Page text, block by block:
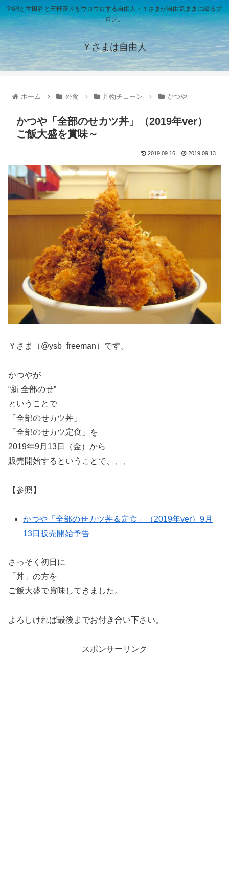
沖縄と世田谷と三軒茶屋をウロウロする自由人・Ｙさまが自由気ままに綴るブ
ログ。
Ｙさまは自由人
ホーム 外食 丼物チェーン かつや
かつや「全部のせカツ丼」（2019年ver）
ご飯大盛を賞味～
2019.09.16 2019.09.13
Ｙさま（@ysb_freeman）です。
かつやが
“新 全部のせ”
ということで
「全部のせカツ丼」
「全部のせカツ定食」を
2019年9月13日（金）から
販売開始するということで、、、
【参照】
かつや「全部のせカツ丼＆定食」（2019年ver）9月
13日販売開始予告
さっそく初日に
「丼」の方を
ご飯大盛で賞味してきました。
よろしければ最後までお付き合い下さい。
スポンサーリンク